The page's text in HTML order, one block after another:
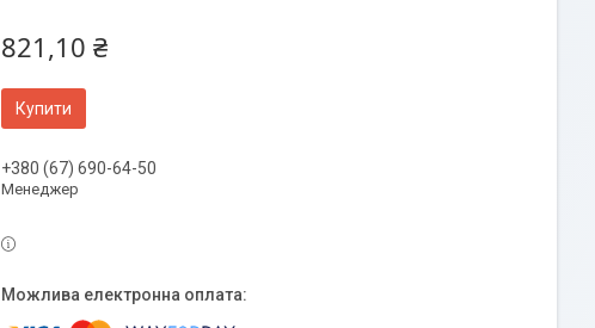
821,10 ₴
Купити
+380 (67) 690-64-50
Менеджер